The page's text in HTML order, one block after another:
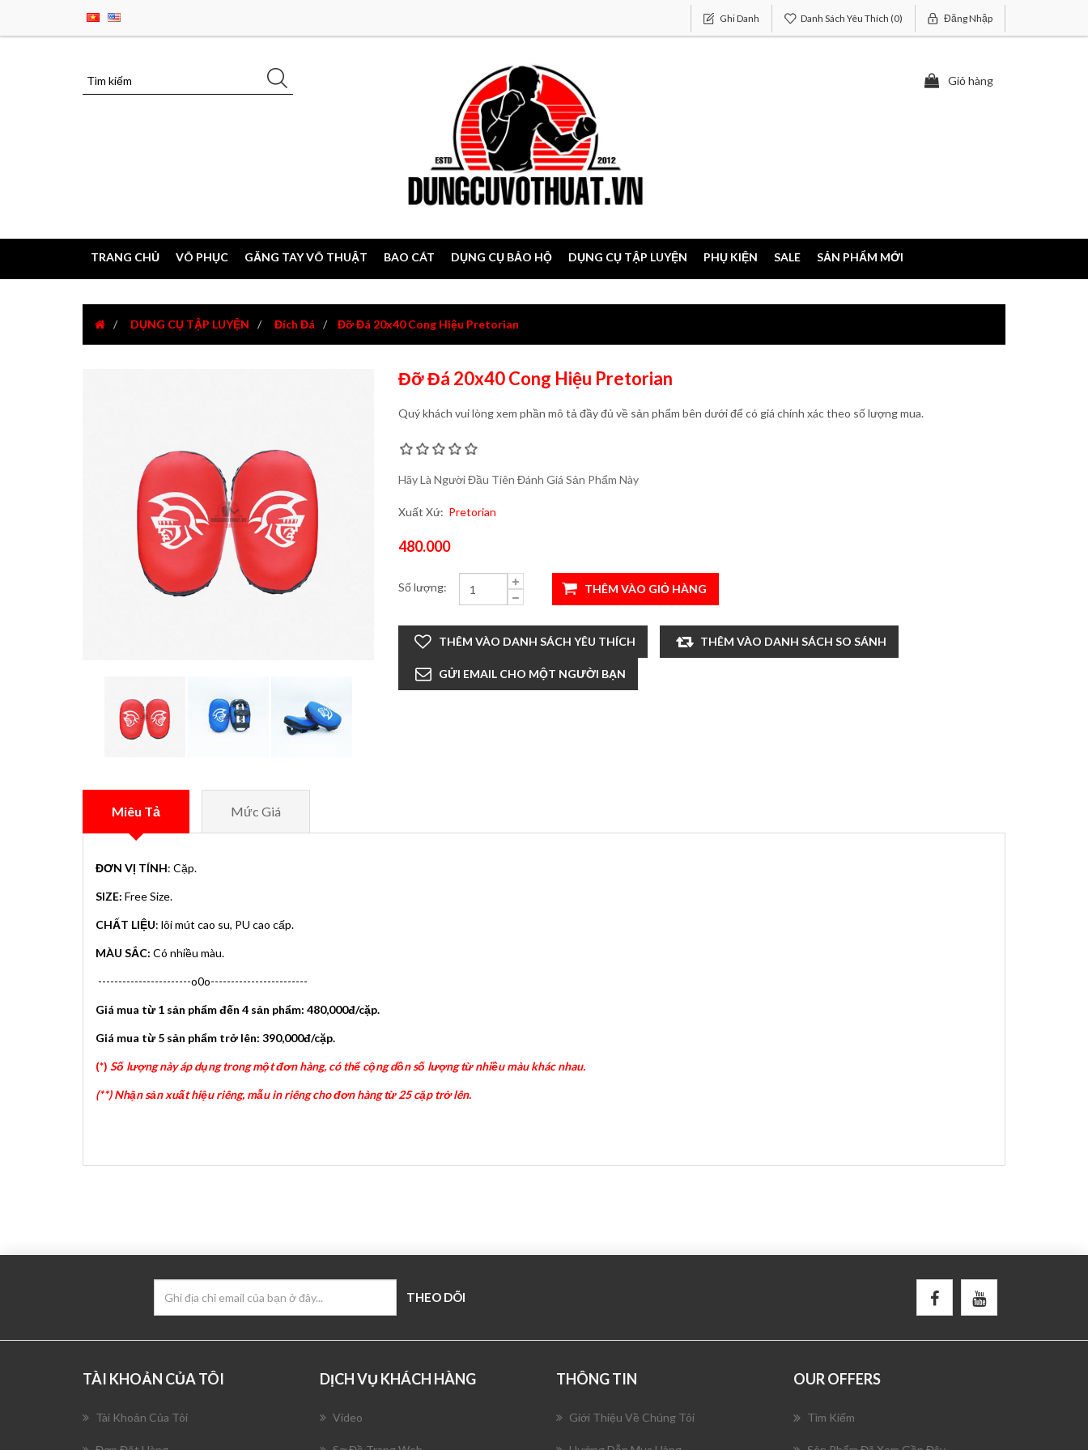
Ghi Danh Danh Sách Yêu Thích (0) Đăng Nhập
Giỏ hàng
TRANG CHỦ VÕ PHỤC GĂNG TAY VÕ THUẬT BAO CÁT DỤNG CỤ BẢO HỘ DỤNG CỤ TẬP LUYỆN PHỤ KIỆN SALE SẢN PHẨM MỚI
DỤNG CỤ TẬP LUYỆN Đích Đá Đỡ Đá 20x40 Cong Hiệu Pretorian
Đỡ Đá 20x40 Cong Hiệu Pretorian
Quý khách vui lòng xem phần mô tả đầy đủ về sản phẩm bên dưới để có giá chính xác theo số lượng mua.
Hãy Là Người Đầu Tiên Đánh Giá Sản Phẩm Này
Xuất Xứ: Pretorian
480.000
Số lượng:
Miêu Tả Mức Giá
ĐƠN VỊ TÍNH: Cặp.
SIZE: Free Size.
CHẤT LIỆU: lõi mút cao su, PU cao cấp.
MÀU SẮC: Có nhiều màu.
-----------------------o0o------------------------
Giá mua từ 1 sản phẩm đến 4 sản phẩm: 480,000đ/cặp.
Giá mua từ 5 sản phẩm trở lên: 390,000đ/cặp.
(*) Số lượng này áp dụng trong một đơn hàng, có thể cộng dồn số lượng từ nhiều màu khác nhau.
(**) Nhận sản xuất hiệu riêng, mẫu in riêng cho đơn hàng từ 25 cặp trở lên.
TÀI KHOẢN CỦA TÔI
Tài Khoản Của Tôi
DỊCH VỤ KHÁCH HÀNG
Video
THÔNG TIN
Giới Thiệu Về Chúng Tôi
OUR OFFERS
Tìm Kiếm